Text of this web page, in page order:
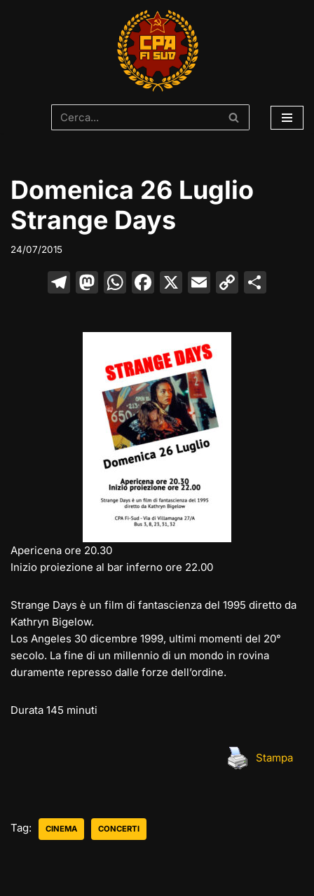
Domenica 26 Luglio
Strange Days
24/07/2015
T
e
M
st
d
o
n
W
at
A
p
p
F
c
e
b
o
o
k
X E
ai
C
Apericena ore 20.30
Inizio proiezione al bar inferno ore 22.00
Strange Days è un film di fantascienza del 1995 diretto da
Kathryn Bigelow.
Los Angeles 30 dicembre 1999, ultimi momenti del 20°
secolo. La fine di un millennio di un mondo in rovina
duramente represso dalle forze dell’ordine.
Durata 145 minuti
Stampa
Tag: CINEMA CONCERTI